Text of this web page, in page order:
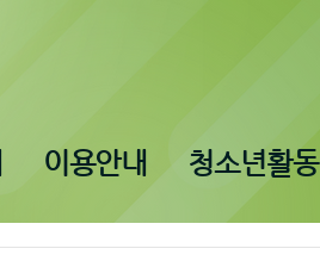
이용안내 청소년활동